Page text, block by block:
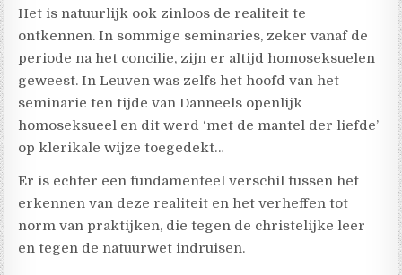
Het is natuurlijk ook zinloos de realiteit te
ontkennen. In sommige seminaries, zeker vanaf de
periode na het concilie, zijn er altijd homoseksuelen
geweest. In Leuven was zelfs het hoofd van het
seminarie ten tijde van Danneels openlijk
homoseksueel en dit werd ‘met de mantel der liefde’
op klerikale wijze toegedekt…
Er is echter een fundamenteel verschil tussen het
erkennen van deze realiteit en het verheffen tot
norm van praktijken, die tegen de christelijke leer
en tegen de natuurwet indruisen.